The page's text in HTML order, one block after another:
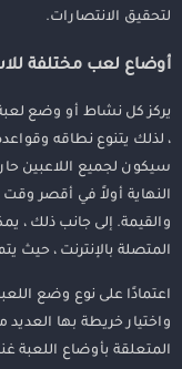
لتحقيق الانتصارات.
أوضاع لعب مختلفة
، لذلك يتنوع نطاقه
سيكون لجميع اللاعبين
النهاية أولاً في أقصر
والقيمة. إلى جانب ذلك ،
المتصلة بالإنترنت ، حيث
اعتمادًا على نوع وضع
واختيار خريطة بها العديد
المتعلقة بأوضاع